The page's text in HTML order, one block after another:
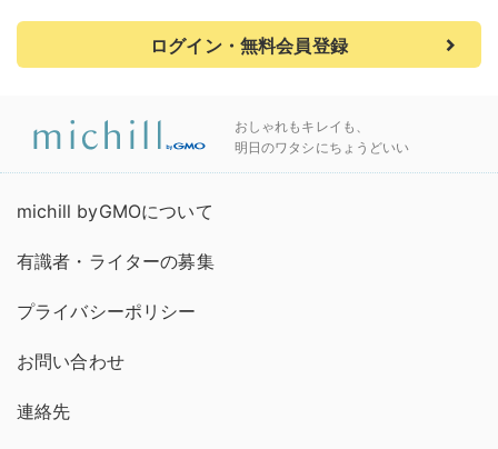
ログイン・無料会員登録
おしゃれもキレイも、
明日のワタシにちょうどいい
michill byGMOについて
有識者・ライターの募集
プライバシーポリシー
お問い合わせ
連絡先